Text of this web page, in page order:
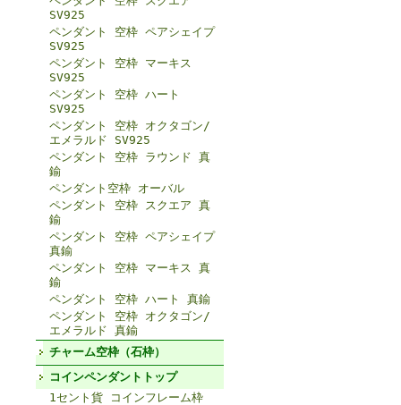
SV925
ペンダント 空枠 ペアシェイプ
SV925
ペンダント 空枠 マーキス
SV925
ペンダント 空枠 ハート
SV925
ペンダント 空枠 オクタゴン/
エメラルド SV925
ペンダント 空枠 ラウンド 真
鍮
ペンダント空枠 オーバル
ペンダント 空枠 スクエア 真
鍮
ペンダント 空枠 ペアシェイプ
真鍮
ペンダント 空枠 マーキス 真
鍮
ペンダント 空枠 ハート 真鍮
ペンダント 空枠 オクタゴン/
エメラルド 真鍮
チャーム空枠（石枠）
コインペンダントトップ
1セント貨 コインフレーム枠